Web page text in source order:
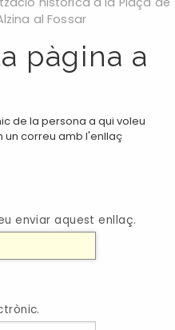
al Fossar
pàgina a
de la persona a qui voleu
un correu amb l'enllaç
enviar aquest enllaç.